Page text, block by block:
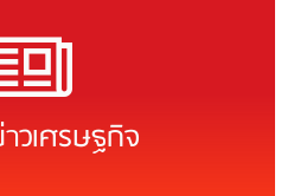
วเศรษฐกิจ